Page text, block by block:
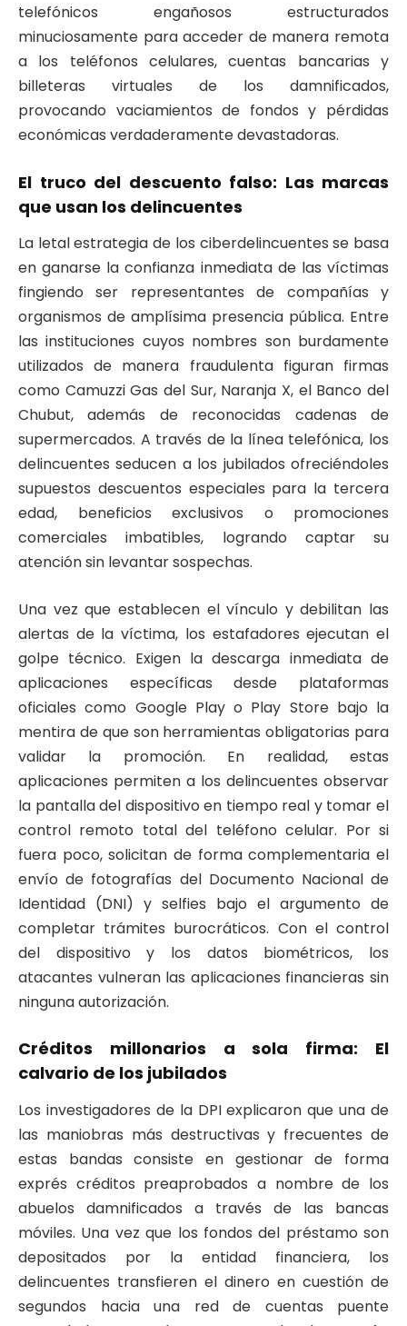
telefónicos engañosos estructurados
minuciosamente para acceder de manera remota
a los teléfonos celulares, cuentas bancarias y
billeteras virtuales de los damnificados,
provocando vaciamientos de fondos y pérdidas
económicas verdaderamente devastadoras.
El truco del descuento falso: Las marcas
que usan los delincuentes
La letal estrategia de los ciberdelincuentes se basa
en ganarse la confianza inmediata de las víctimas
fingiendo ser representantes de compañías y
organismos de amplísima presencia pública. Entre
las instituciones cuyos nombres son burdamente
utilizados de manera fraudulenta figuran firmas
como Camuzzi Gas del Sur, Naranja X, el Banco del
Chubut, además de reconocidas cadenas de
supermercados. A través de la línea telefónica, los
delincuentes seducen a los jubilados ofreciéndoles
supuestos descuentos especiales para la tercera
edad, beneficios exclusivos o promociones
comerciales imbatibles, logrando captar su
atención sin levantar sospechas.
Una vez que establecen el vínculo y debilitan las
alertas de la víctima, los estafadores ejecutan el
golpe técnico. Exigen la descarga inmediata de
aplicaciones específicas desde plataformas
oficiales como Google Play o Play Store bajo la
mentira de que son herramientas obligatorias para
validar la promoción. En realidad, estas
aplicaciones permiten a los delincuentes observar
la pantalla del dispositivo en tiempo real y tomar el
control remoto total del teléfono celular. Por si
fuera poco, solicitan de forma complementaria el
envío de fotografías del Documento Nacional de
Identidad (DNI) y selfies bajo el argumento de
completar trámites burocráticos. Con el control
del dispositivo y los datos biométricos, los
atacantes vulneran las aplicaciones financieras sin
ninguna autorización.
Créditos millonarios a sola firma: El
calvario de los jubilados
Los investigadores de la DPI explicaron que una de
las maniobras más destructivas y frecuentes de
estas bandas consiste en gestionar de forma
exprés créditos preaprobados a nombre de los
abuelos damnificados a través de las bancas
móviles. Una vez que los fondos del préstamo son
depositados por la entidad financiera, los
delincuentes transfieren el dinero en cuestión de
segundos hacia una red de cuentas puente